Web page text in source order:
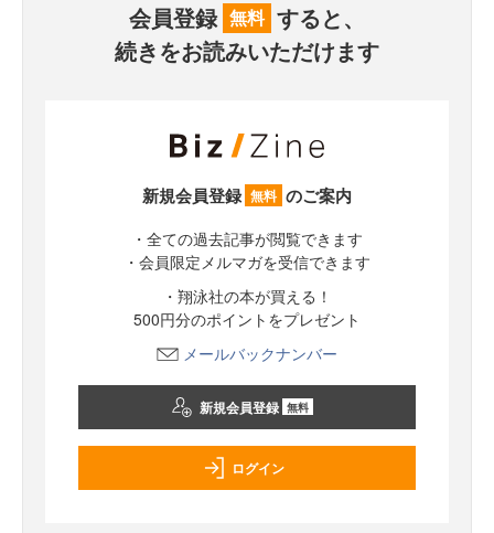
会員登録 無料 すると、
続きをお読みいただけます
新規会員登録 無料 のご案内
・全ての過去記事が閲覧できます
・会員限定メルマガを受信できます
・翔泳社の本が買える！
500円分のポイントをプレゼント
メールバックナンバー
新規会員登録 無料
ログイン